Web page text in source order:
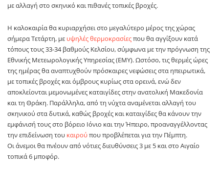
με αλλαγή στο σκηνικό και πιθανές τοπικές βροχές.
Η καλοκαιρία θα κυριαρχήσει στο μεγαλύτερο μέρος της χώρας
σήμερα Τετάρτη, με υψηλές θερμοκρασίεςπου θα αγγίξουν κατά
τόπους τους 33-34 βαθμούς Κελσίου, σύμφωνα με την πρόγνωση της
Εθνικής Μετεωρολογικής Υπηρεσίας (ΕΜΥ). Ωστόσο, τις θερμές ώρες
της ημέρας θα αναπτυχθούν πρόσκαιρες νεφώσεις στα ηπειρωτικά,
με τοπικές βροχές και όμβρους κυρίως στα ορεινά, ενώ δεν
αποκλείονται μεμονωμένες καταιγίδες στην ανατολική Μακεδονία
και τη Θράκη. Παράλληλα, από τη νύχτα αναμένεται αλλαγή του
σκηνικού στα δυτικά, καθώς βροχές και καταιγίδες θα κάνουν την
εμφάνισή τους στο βόρειο Ιόνιο και την Ήπειρο, προαναγγέλλοντας
την επιδείνωση του καιρούπου προβλέπεται για την Πέμπτη.
Οι άνεμοι θα πνέουν από νότιες διευθύνσεις 3 με 5 και στο Αιγαίο
τοπικά 6 μποφόρ.